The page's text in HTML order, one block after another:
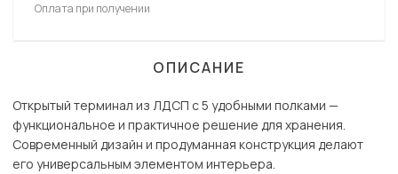
Оплата при получении
ОПИСАНИЕ
Открытый терминал из ЛДСП с 5 удобными полками —
функциональное и практичное решение для хранения.
Современный дизайн и продуманная конструкция делают
его универсальным элементом интерьера.